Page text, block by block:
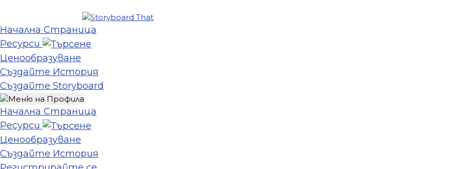
Начална Страница
Ресурси
Ценообразуване
Създайте История
Създайте Storyboard
Начална Страница
Ресурси
Ценообразуване
Създайте История